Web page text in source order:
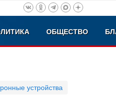
ОБЩЕСТВО
устройства